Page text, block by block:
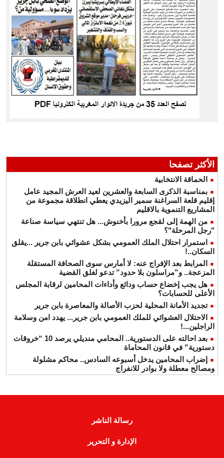
الأكثر تصفحا
الحماقة الانتخابية
بمناسبة الذكرى السابعة والعشرين لعيد العرش المجيد عامل
إقليم قلعة السراغنة سمير اليزيدي يعطي انطلاقة مجموعة من
المشاريع التنموية بالاقليم
من الهمة إلى لقجع مرورا بأخنوش... هل تنتهي سياسة صناعة
"رجل المرحلة"؟
استمرار احتلال الملك العمومي بشكل عشوائي بابن جرير ...يقلق
السكان..!
المرابط بعد الإفراج عنه: لا أمارس سوى الصحافة المستقلة
المزعجة.. و”مراسلون بلا حدود” تدعو لغلق القضية
هل يجب إخضاع حساب ودائع وأداءات المحامين لرقابة المجلس
الأعلى للحسابات؟
تجديد الأمانة المحلية لحزب الأصالة والمعاصرة بابن جرير
الاحتلال العشوائي للملك العمومي بابن جرير... يهدد امن وسلامة
الراجلين...!
بعد احالته على الدستورية.. المحامي منديلي يرصد 10 “خروقات
دستورية” في قانون المحاماة
إضراب المحامين يدخل أسبوعه السادس.. محاكم مشلولة
ومصالح معطلة ولا بوادر للانفراج
رسالة الناشر
الإدارة و التحرير